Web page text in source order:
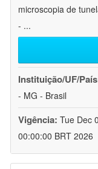
microscopia de
- ...
Instituição/UF/
- MG - Brasil
Vigência: Tue Dec
00:00:00 BRT 2026